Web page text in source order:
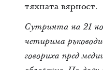
тяхната вярност.
Сутринта на 21
четирима
говориха пред